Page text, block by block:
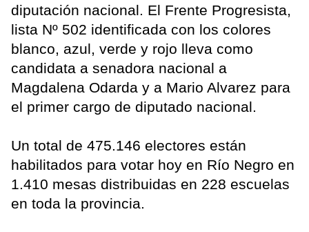
diputación nacional. El Frente Progresista,
lista Nº 502 identificada con los colores
blanco, azul, verde y rojo lleva como
candidata a senadora nacional a
Magdalena Odarda y a Mario Alvarez para
el primer cargo de diputado nacional.
Un total de 475.146 electores están
habilitados para votar hoy en Río Negro en
1.410 mesas distribuidas en 228 escuelas
en toda la provincia.